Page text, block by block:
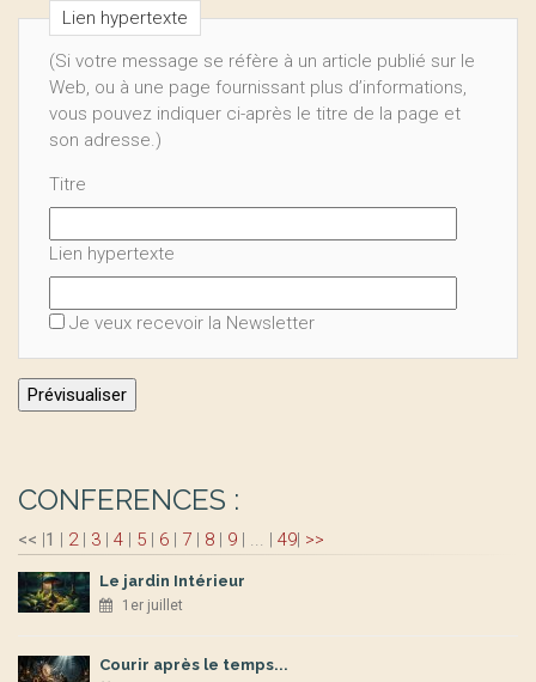
Lien hypertexte
(Si votre message se réfère à un article publié sur le
Web, ou à une page fournissant plus d’informations,
vous pouvez indiquer ci-après le titre de la page et
son adresse.)
Titre
Lien hypertexte
Je veux recevoir la Newsletter
CONFERENCES :
<< |1 | 2| 3 | 4 | 5 | 6 | 7 | 8 | 9 | ... | 49| >>
Le jardin Intérieur
1er juillet
Courir après le temps...